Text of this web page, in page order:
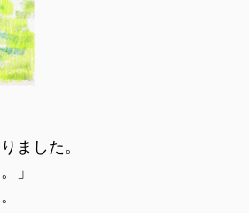
ました。
」